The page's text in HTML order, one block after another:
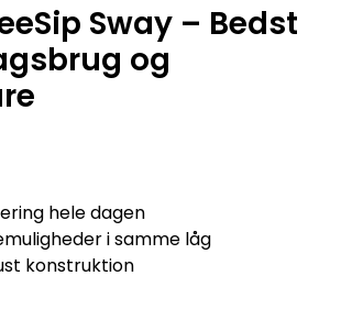
Sway – Bedst
og
hele dagen
i samme låg
konstruktion